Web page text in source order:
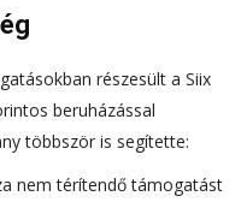
részesült a Siix
beruházással
többször is segítette:
nem térítendő támogatást